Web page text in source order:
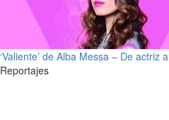
‘Valiente’ de Alba Messa – De actriz
Reportajes